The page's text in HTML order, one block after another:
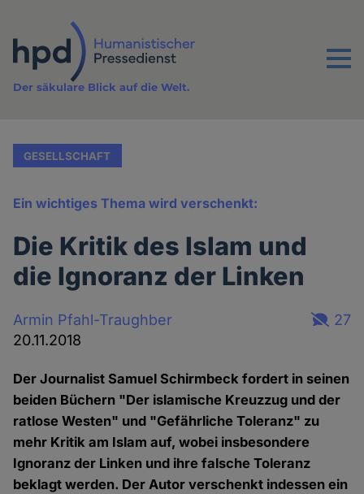
Inhalt
Menu
Der säkulare Blick auf die Welt.
GESELLSCHAFT
Ein wichtiges Thema wird verschenkt:
Die Kritik des Islam und
die Ignoranz der Linken
Armin Pfahl-Traughber
20.11.2018
27
Der Journalist Samuel Schirmbeck fordert in seinen
beiden Büchern "Der islamische Kreuzzug und der
ratlose Westen" und "Gefährliche Toleranz" zu
mehr Kritik am Islam auf, wobei insbesondere
Ignoranz der Linken und ihre falsche Toleranz
beklagt werden. Der Autor verschenkt indessen ein